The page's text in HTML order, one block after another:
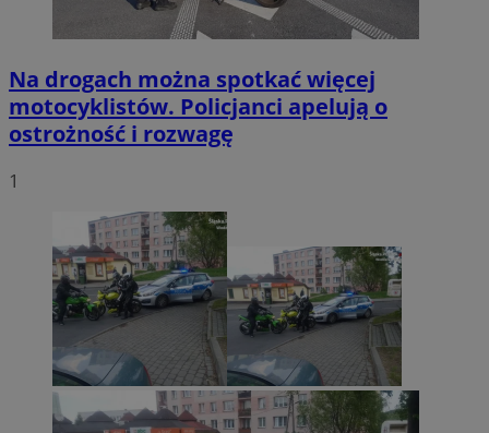
Na drogach można spotkać więcej
motocyklistów. Policjanci apelują o
ostrożność i rozwagę
1